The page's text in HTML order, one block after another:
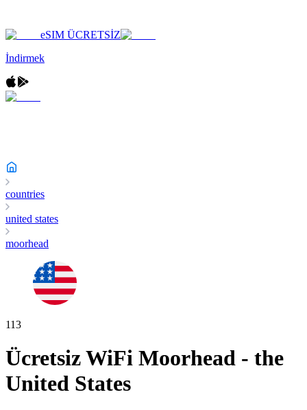
eSIM ÜCRETSİZ
İndirmek
countries
united states
moorhead
113
Ücretsiz WiFi Moorhead - the
United States